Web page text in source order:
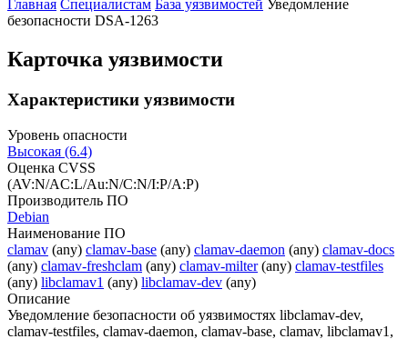
Главная Специалистам База уязвимостей Уведомление
безопасности DSA-1263
Карточка уязвимости
Характеристики уязвимости
Уровень опасности
Высокая (6.4)
Оценка CVSS
(AV:N/AC:L/Au:N/C:N/I:P/A:P)
Производитель ПО
Debian
Наименование ПО
clamav (any) clamav-base (any) clamav-daemon (any) clamav-docs
(any) clamav-freshclam (any) clamav-milter(any) clamav-testfiles
(any) libclamav1 (any) libclamav-dev (any)
Описание
Уведомление безопасности об уязвимостях libclamav-dev,
clamav-testfiles, clamav-daemon, clamav-base, clamav, libclamav1,